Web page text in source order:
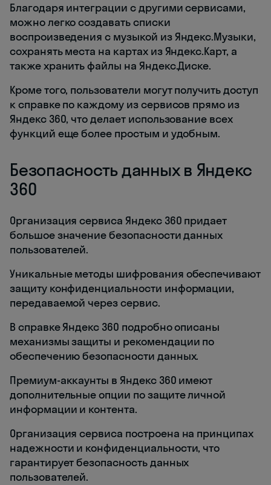
Благодаря интеграции с другими сервисами,
можно легко создавать списки
воспроизведения с музыкой из Яндекс.Музыки,
сохранять места на картах из Яндекс.Карт, а
также хранить файлы на Яндекс.Диске.
Кроме того, пользователи могут получить доступ
к справке по каждому из сервисов прямо из
Яндекс 360, что делает использование всех
функций еще более простым и удобным.
Безопасность данных в Яндекс
360
Организация сервиса Яндекс 360 придает
большое значение безопасности данных
пользователей.
Уникальные методы шифрования обеспечивают
защиту конфиденциальности информации,
передаваемой через сервис.
В справке Яндекс 360 подробно описаны
механизмы защиты и рекомендации по
обеспечению безопасности данных.
Премиум-аккаунты в Яндекс 360 имеют
дополнительные опции по защите личной
информации и контента.
Организация сервиса построена на принципах
надежности и конфиденциальности, что
гарантирует безопасность данных
пользователей.